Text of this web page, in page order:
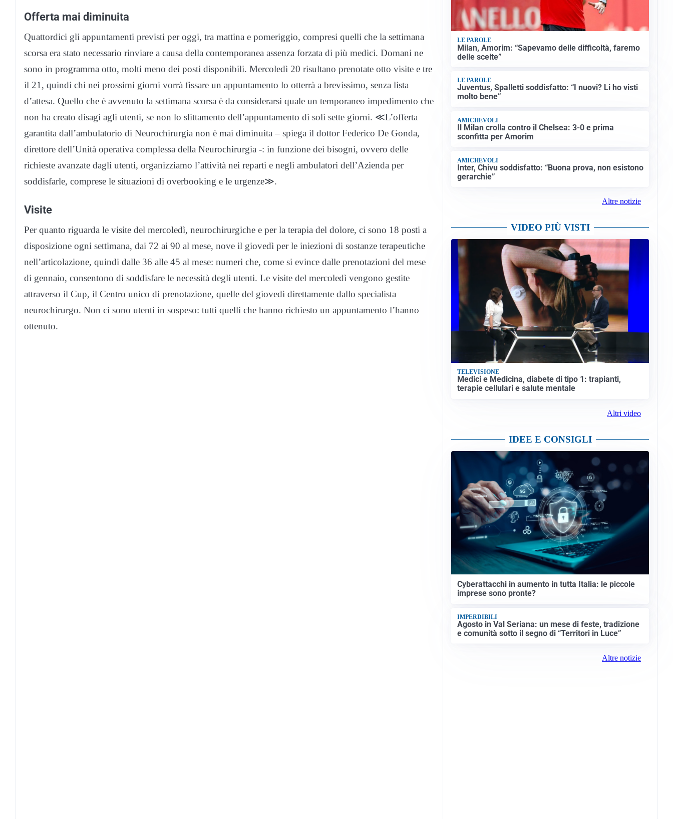
Offerta mai diminuita
Quattordici gli appuntamenti previsti per oggi, tra mattina e pomeriggio, compresi quelli che la settimana
scorsa era stato necessario rinviare a causa della contemporanea assenza forzata di più medici. Domani ne
sono in programma otto, molti meno dei posti disponibili. Mercoledì 20 risultano prenotate otto visite e tre
il 21, quindi chi nei prossimi giorni vorrà fissare un appuntamento lo otterrà a brevissimo, senza lista
d’attesa. Quello che è avvenuto la settimana scorsa è da considerarsi quale un temporaneo impedimento che
non ha creato disagi agli utenti, se non lo slittamento dell’appuntamento di soli sette giorni. ≪L’offerta
garantita dall’ambulatorio di Neurochirurgia non è mai diminuita – spiega il dottor Federico De Gonda,
direttore dell’Unità operativa complessa della Neurochirurgia -: in funzione dei bisogni, ovvero delle
richieste avanzate dagli utenti, organizziamo l’attività nei reparti e negli ambulatori dell’Azienda per
soddisfarle, comprese le situazioni di overbooking e le urgenze≫.
Visite
Per quanto riguarda le visite del mercoledì, neurochirurgiche e per la terapia del dolore, ci sono 18 posti a
disposizione ogni settimana, dai 72 ai 90 al mese, nove il giovedì per le iniezioni di sostanze terapeutiche
nell’articolazione, quindi dalle 36 alle 45 al mese: numeri che, come si evince dalle prenotazioni del mese
di gennaio, consentono di soddisfare le necessità degli utenti. Le visite del mercoledì vengono gestite
attraverso il Cup, il Centro unico di prenotazione, quelle del giovedì direttamente dallo specialista
neurochirurgo. Non ci sono utenti in sospeso: tutti quelli che hanno richiesto un appuntamento l’hanno
ottenuto.
LE PAROLE
Milan, Amorim: “Sapevamo delle difficoltà, faremo
delle scelte”
LE PAROLE
Juventus, Spalletti soddisfatto: “I nuovi? Li ho visti
molto bene”
AMICHEVOLI
Il Milan crolla contro il Chelsea: 3-0 e prima
sconfitta per Amorim
AMICHEVOLI
Inter, Chivu soddisfatto: “Buona prova, non esistono
gerarchie”
Altre notizie
VIDEO PIÙ VISTI
TELEVISIONE
Medici e Medicina, diabete di tipo 1: trapianti,
terapie cellulari e salute mentale
Altri video
IDEE E CONSIGLI
Cyberattacchi in aumento in tutta Italia: le piccole
imprese sono pronte?
IMPERDIBILI
Agosto in Val Seriana: un mese di feste, tradizione
e comunità sotto il segno di “Territori in Luce”
Altre notizie